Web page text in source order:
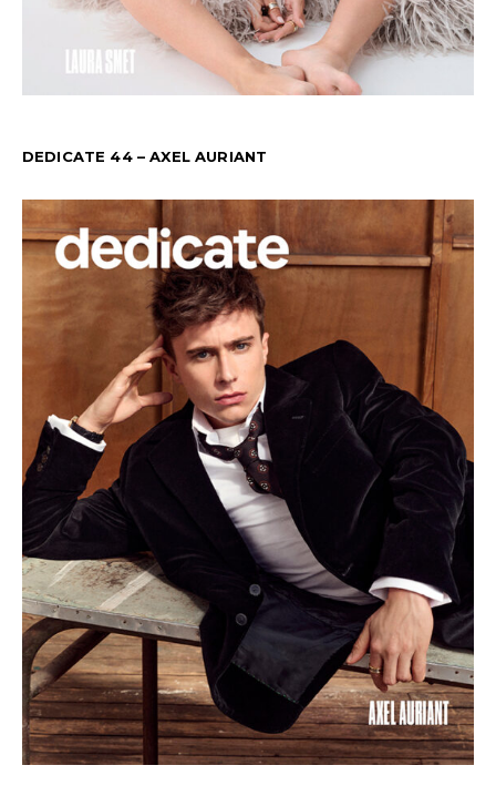
DEDICATE 44 – AXEL AURIANT